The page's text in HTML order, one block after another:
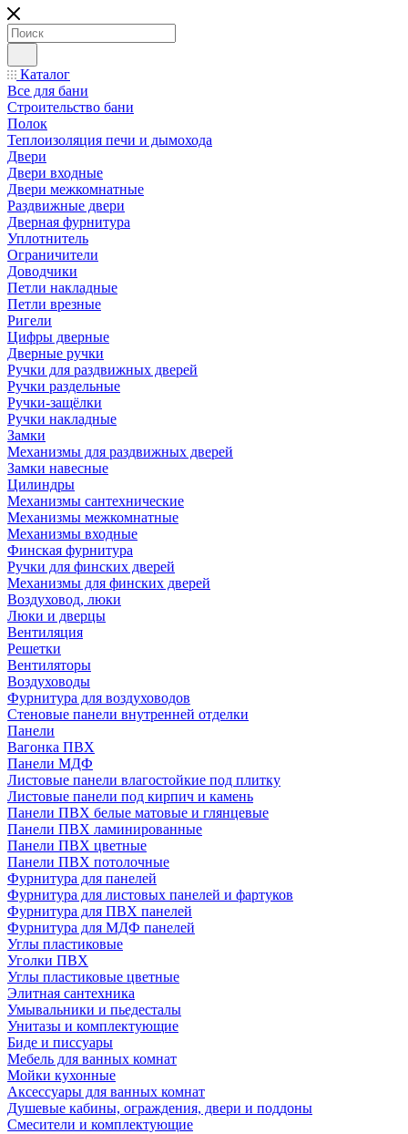
Каталог
Все для бани
Строительство бани
Полок
Теплоизоляция печи и дымохода
Двери
Двери входные
Двери межкомнатные
Раздвижные двери
Дверная фурнитура
Уплотнитель
Ограничители
Доводчики
Петли накладные
Петли врезные
Ригели
Цифры дверные
Дверные ручки
Ручки для раздвижных дверей
Ручки раздельные
Ручки-защёлки
Ручки накладные
Замки
Механизмы для раздвижных дверей
Замки навесные
Цилиндры
Механизмы сантехнические
Механизмы межкомнатные
Механизмы входные
Финская фурнитура
Ручки для финских дверей
Механизмы для финских дверей
Воздуховод, люки
Люки и дверцы
Вентиляция
Решетки
Вентиляторы
Воздуховоды
Фурнитура для воздуховодов
Стеновые панели внутренней отделки
Панели
Вагонка ПВХ
Панели МДФ
Листовые панели влагостойкие под плитку
Листовые панели под кирпич и камень
Панели ПВХ белые матовые и глянцевые
Панели ПВХ ламинированные
Панели ПВХ цветные
Панели ПВХ потолочные
Фурнитура для панелей
Фурнитура для листовых панелей и фартуков
Фурнитура для ПВХ панелей
Фурнитура для МДФ панелей
Углы пластиковые
Уголки ПВХ
Углы пластиковые цветные
Элитная сантехника
Умывальники и пьедесталы
Унитазы и комплектующие
Биде и писсуары
Мебель для ванных комнат
Мойки кухонные
Аксессуары для ванных комнат
Душевые кабины, ограждения, двери и поддоны
Смесители и комплектующие